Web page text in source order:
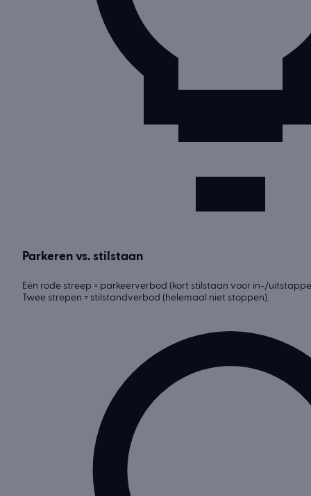
Parkeren vs. stilstaan
Eén rode streep = parkeerverbod (kort stilstaan voor in-/
Twee strepen = stilstandverbod (helemaal niet stoppen).